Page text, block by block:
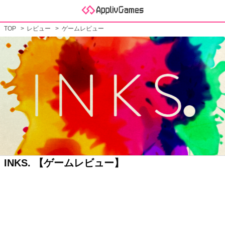
TOP レビュー ゲームレビュー
INKS. 【ゲームレビュー】